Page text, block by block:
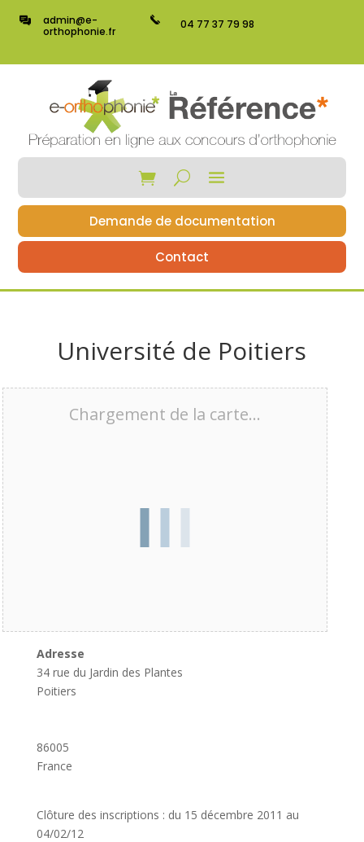
admin@e-
orthophonie.fr
04 77 37 79 98
Demande de documentation
Contact
Université de Poitiers
Chargement de la carte…
Adresse
34 rue du Jardin des Plantes
Poitiers
86005
France
Clôture des inscriptions : du 15 décembre 2011 au
04/02/12